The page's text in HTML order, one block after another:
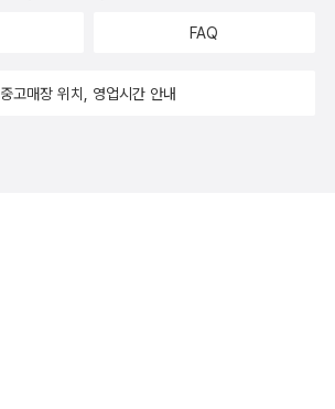
FAQ
중고매장 위치, 영업시간 안내